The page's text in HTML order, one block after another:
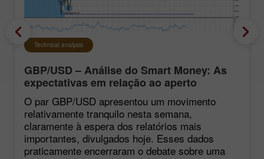
Technical analysis
GBP/USD – Análise do Smart Money: As
expectativas em relação ao aperto
monetário do FOMC continuam baixas
O par GBP/USD apresentou um movimento
relativamente tranquilo nesta semana,
claramente à espera dos relatórios mais
importantes, divulgados hoje. Esses dados
praticamente encerraram o debate sobre uma